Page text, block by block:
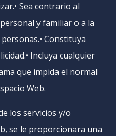
Sea contrario al
y familiar o a la
Constituya
Incluya cualquier
que impida el normal
Web.
los servicios y/o
se le proporcionara una